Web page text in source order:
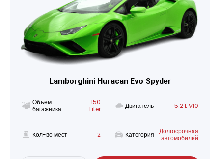
Lamborghini Huracan Evo Spyder
Объем
багажника
150
Liter
Двигатель 5.2 L V10
Кол-во мест 2 Категория
Долгосрочная
автомобилей